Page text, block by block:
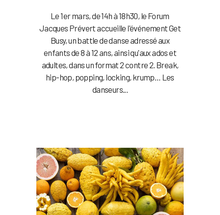
Le 1er mars, de 14h à 18h30, le Forum
Jacques Prévert accueille l'événement Get
Busy, un battle de danse adressé aux
enfants de 8 à 12 ans, ainsi qu'aux ados et
adultes, dans un format 2 contre 2. Break,
hip-hop, popping, locking, krump… Les
danseurs...